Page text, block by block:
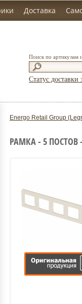
Доставка
Поиск по артикулам
Статус доставки
Energo Retail Group
РАМКА - 5 ПОСТОВ